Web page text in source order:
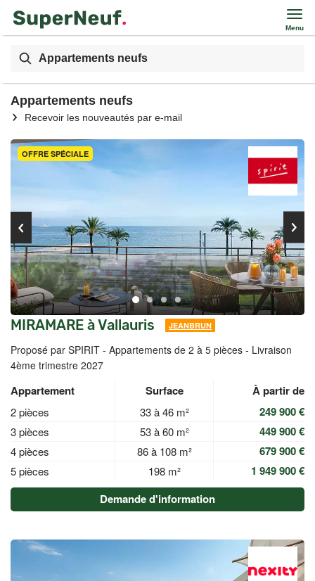
Menu
Appartements neufs
Appartements neufs
Recevoir les nouveautés par e-mail
OFFRE SPÉCIALE
MIRAMARE à Vallauris JEANBRUN
Proposé par SPIRIT - Appartements de 2 à 5 pièces - Livraison
4ème trimestre 2027
Appartement Surface À partir de
2 pièces 33 à 46 m² 249 900 €
3 pièces 53 à 60 m² 449 900 €
4 pièces 86 à 108 m² 679 900 €
5 pièces 198 m²
1 949 900 €
Demande d'information